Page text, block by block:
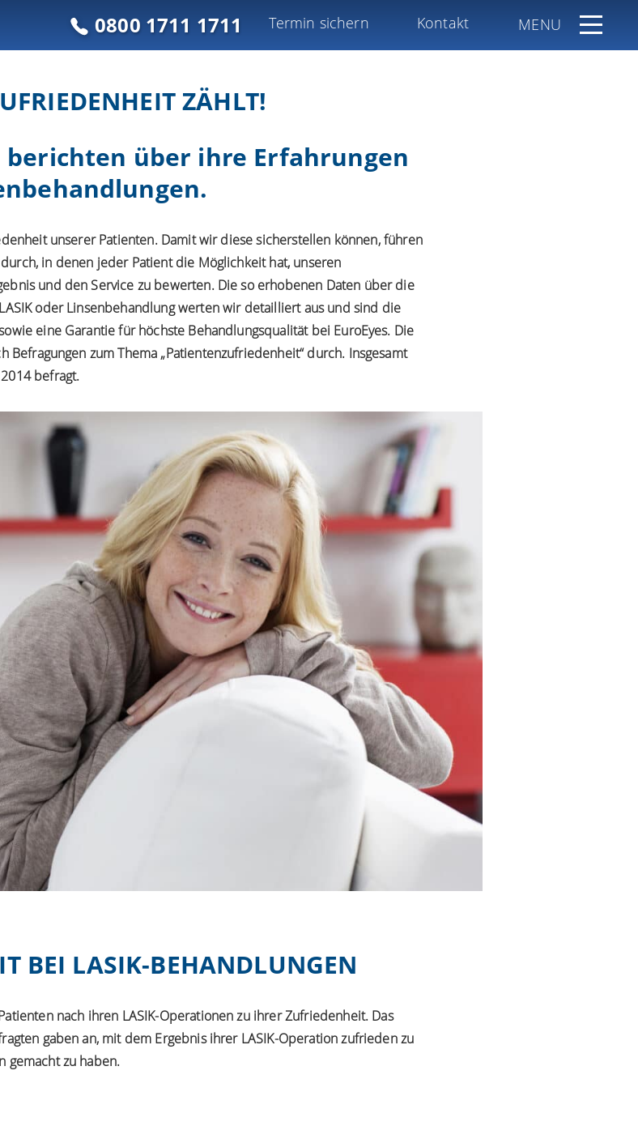
0800 1711 1711 Termin sichern Kontakt MENU
ZÄHLT!
berichten über ihre Erfahrungen
unserer Patienten. Damit wir diese sicherstellen können, führen
in denen jeder Patient die Möglichkeit hat, unseren
und den Service zu bewerten. Die so erhobenen Daten über die
oder Linsenbehandlung werten wir detailliert aus und sind die
eine Garantie für höchste Behandlungsqualität bei EuroEyes. Die
zum Thema „Patientenzufriedenheit“ durch. Insgesamt
befragt.
BEI LASIK-BEHANDLUNGEN
nach ihren LASIK-Operationen zu ihrer Zufriedenheit. Das
gaben an, mit dem Ergebnis ihrer LASIK-Operation zufrieden zu
gemacht zu haben.